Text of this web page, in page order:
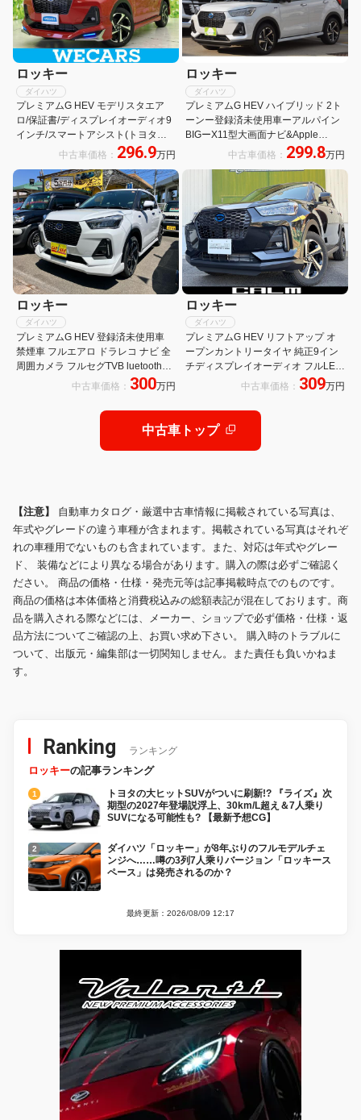
ロッキー
ダイハツ
プレミアムG HEV モデリスタエア
ロ/保証書/ディスプレイオーディオ9
インチ/スマートアシスト(トヨタ・
ダイハツ)/シートヒーター 前席/車線
車/ヘッドランプ LED
中古車価格： 296.9万円
ロッキー
ダイハツ
プレミアムG HEV ハイブリッド 2ト
ーンー登録済未使用車ーアルパイン
BIGーX11型大画面ナビ&Apple
CarPlay/AndroidAuto対応&フルセグ
ー&ETC&マット付
中古車価格： 299.8万円
ロッキー
ダイハツ
プレミアムG HEV 登録済未使用車
禁煙車 フルエアロ ドラレコ ナビ 全
周囲カメラ フルセグTVB luetooth
CD DVD HDMI LEDヘッドライト ス
中古車価格： 300万円
ロッキー
ダイハツ
プレミアムG HEV リフトアップ オ
ープンカントリータイヤ 純正9イン
チディスプレイオーディオ フルLED
ヘッドランプ ハイブリッド専用フロ
ティブクルーズコントロール シート
ヒーター
中古車価格： 309万円
中古車トップ
【注意】 自動車カタログ・厳選中古車情報に掲載されている写真は、
年式やグレードの違う車種が含まれます。掲載されている写真はそれぞ
れの車種用でないものも含まれています。また、対応は年式やグレー
ド、 装備などにより異なる場合があります。購入の際は必ずご確認く
ださい。 商品の価格・仕様・発売元等は記事掲載時点でのものです。
商品の価格は本体価格と消費税込みの総額表記が混在しております。商
品を購入される際などには、メーカー、ショップで必ず価格・仕様・返
品方法についてご確認の上、お買い求め下さい。 購入時のトラブルに
ついて、出版元・編集部は一切関知しません。また責任も負いかねま
す。
Ranking ランキング
ロッキーの記事ランキング
トヨタの大ヒットSUVがついに刷新!? 『ライズ』次
期型の2027年登場説浮上、30km/L超え＆7人乗り
SUVになる可能性も? 【最新予想CG】
ダイハツ「ロッキー」が8年ぶりのフルモデルチェ
ンジへ……噂の3列7人乘りバージョン「ロッキース
ペース」は発売されるのか？
最終更新：2026/08/09 12:17